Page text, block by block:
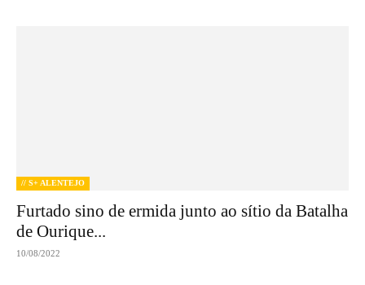
// S+ ALENTEJO
Furtado sino de ermida junto ao sítio da Batalha
de Ourique...
10/08/2022